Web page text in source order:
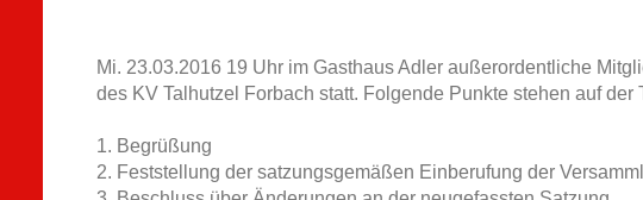
Mi. 23.03.2016 19 Uhr im Gasthaus Adler außerordentliche
des KV Talhutzel Forbach statt. Folgende Punkte stehen auf der
1. Begrüßung
2. Feststellung der satzungsgemäßen Einberufung der